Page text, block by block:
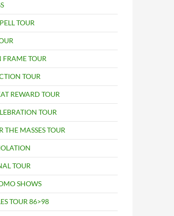
TOUR
FRAME TOUR
TOUR
REWARD TOUR
TOUR
THE MASSES TOUR
TOUR
SHOWS
TOUR 86>98